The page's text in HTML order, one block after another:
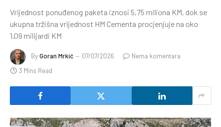
Vrijednost ponuđenog paketa iznosi 5,75 miliona KM, dok se
ukupna tržišna vrijednost HM Cementa procjenjuje na oko
1,09 milijardi KM
ByGoran Mrkić 07/07/2026
Nema komentara
3 Mins Read